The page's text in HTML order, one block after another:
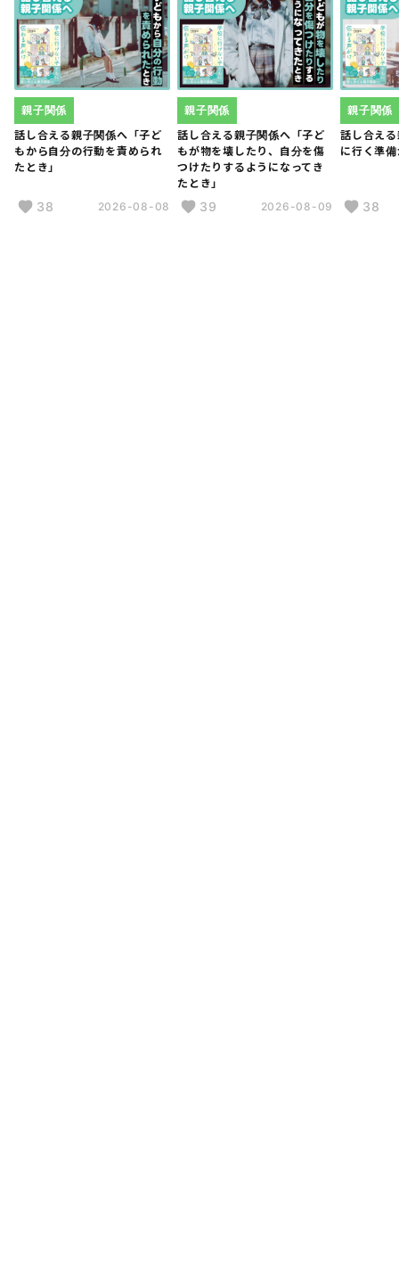
話し合える親子関係へ「子ど
もから自分の行動を責められ
たとき」
親子関係
38 2026-08-08
話し合える親子関係へ「子ど
もが物を壊したり、自分を傷
つけたりするようになってき
たとき」
親子関係
39 2026-08-09
話し合え
に行く準
親子関係
38